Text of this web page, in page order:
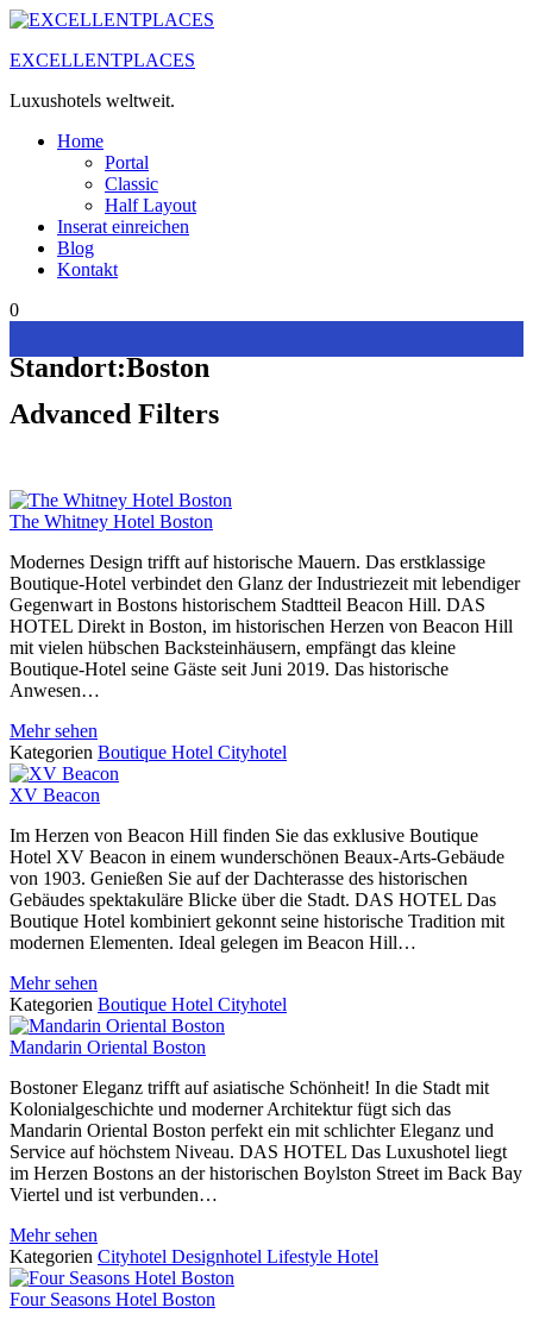
Zum
springen
EXCELLENTPLACES
Luxushotels weltweit.
Home
Portal
Classic
Half Layout
Inserat einreichen
Blog
Kontakt
0
Standort:Boston
Advanced Filters
The Whitney Hotel Boston
Modernes Design trifft auf historische Mauern. Das erstklassige
Boutique-Hotel verbindet den Glanz der Industriezeit mit lebendiger
Gegenwart in Bostons historischem Stadtteil Beacon Hill. DAS
HOTEL Direkt in Boston, im historischen Herzen von Beacon Hill
mit vielen hübschen Backsteinhäusern, empfängt das kleine
Boutique-Hotel seine Gäste seit Juni 2019. Das historische
Anwesen…
Mehr sehen
Kategorien Boutique Hotel Cityhotel
XV Beacon
Im Herzen von Beacon Hill finden Sie das exklusive Boutique
Hotel XV Beacon in einem wunderschönen Beaux-Arts-Gebäude
von 1903. Genießen Sie auf der Dachterasse des historischen
Gebäudes spektakuläre Blicke über die Stadt. DAS HOTEL Das
Boutique Hotel kombiniert gekonnt seine historische Tradition mit
modernen Elementen. Ideal gelegen im Beacon Hill…
Mehr sehen
Kategorien Boutique Hotel Cityhotel
Mandarin Oriental Boston
Bostoner Eleganz trifft auf asiatische Schönheit! In die Stadt mit
Kolonialgeschichte und moderner Architektur fügt sich das
Mandarin Oriental Boston perfekt ein mit schlichter Eleganz und
Service auf höchstem Niveau. DAS HOTEL Das Luxushotel liegt
im Herzen Bostons an der historischen Boylston Street im Back Bay
Viertel und ist verbunden…
Mehr sehen
Kategorien Cityhotel Designhotel Lifestyle Hotel
Four Seasons Hotel Boston